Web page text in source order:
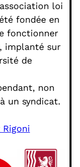
loi
fondée en
fonctionner
implanté sur
de
non
un syndicat.
Rigoni